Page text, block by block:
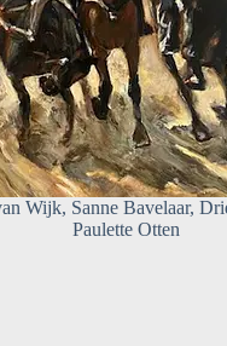
Wijk, Sanne Bavelaar,
Paulette Otten